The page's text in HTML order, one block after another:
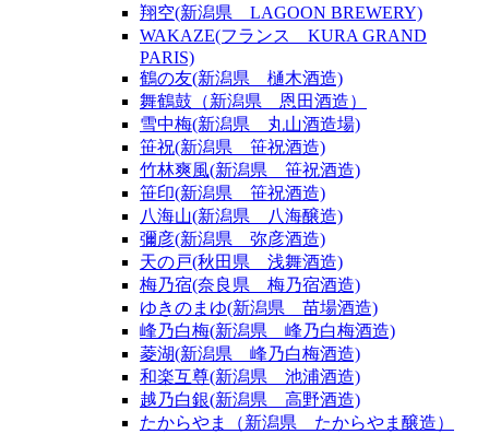
翔空(新潟県 LAGOON BREWERY)
WAKAZE(フランス KURA GRAND
PARIS)
鶴の友(新潟県 樋木酒造)
舞鶴鼓（新潟県 恩田酒造）
雪中梅(新潟県 丸山酒造場)
笹祝(新潟県 笹祝酒造)
竹林爽風(新潟県 笹祝酒造)
笹印(新潟県 笹祝酒造)
八海山(新潟県 八海醸造)
彌彦(新潟県 弥彦酒造)
天の戸(秋田県 浅舞酒造)
梅乃宿(奈良県 梅乃宿酒造)
ゆきのまゆ(新潟県 苗場酒造)
峰乃白梅(新潟県 峰乃白梅酒造)
菱湖(新潟県 峰乃白梅酒造)
和楽互尊(新潟県 池浦酒造)
越乃白銀(新潟県 高野酒造)
たからやま（新潟県 たからやま醸造）